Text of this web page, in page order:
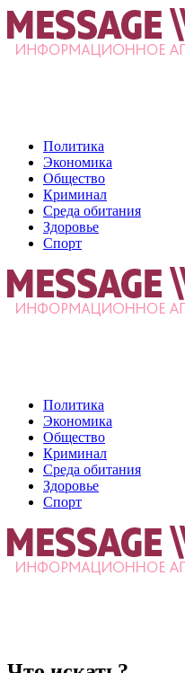
Политика
Экономика
Общество
Криминал
Среда обитания
Здоровье
Спорт
Политика
Экономика
Общество
Криминал
Среда обитания
Здоровье
Спорт